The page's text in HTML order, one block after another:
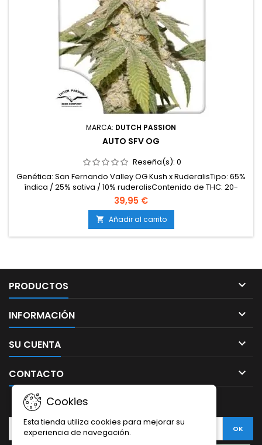
MARCA: DUTCH PASSION
AUTO SFV OG
Reseña(s): 0
Genética: San Fernando Valley OG Kush x RuderalisTipo: 65%
índica / 25% sativa / 10% ruderalisContenido de THC: 20-
23%Tiempo de floración / ciclo completo: 10-11 semanas
desde germinaciónProducción en interior: 450-550
g/m²Producción en exterior: 90-150 g/plantaAltura: 80-120
cm en interior; hasta 150 cm en exteriorAromas y sabores:...
39,95 €
 Añadir al carrito
PRODUCTOS 
INFORMACIÓN 
SU CUENTA 
CONTACTO 
Cookies
Esta tienda utiliza cookies para mejorar su
experiencia de navegación.